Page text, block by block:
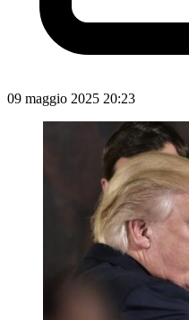
09 maggio 2025 20:23